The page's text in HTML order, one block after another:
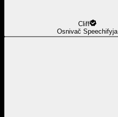
Cliff
Osnivač Speechifyja